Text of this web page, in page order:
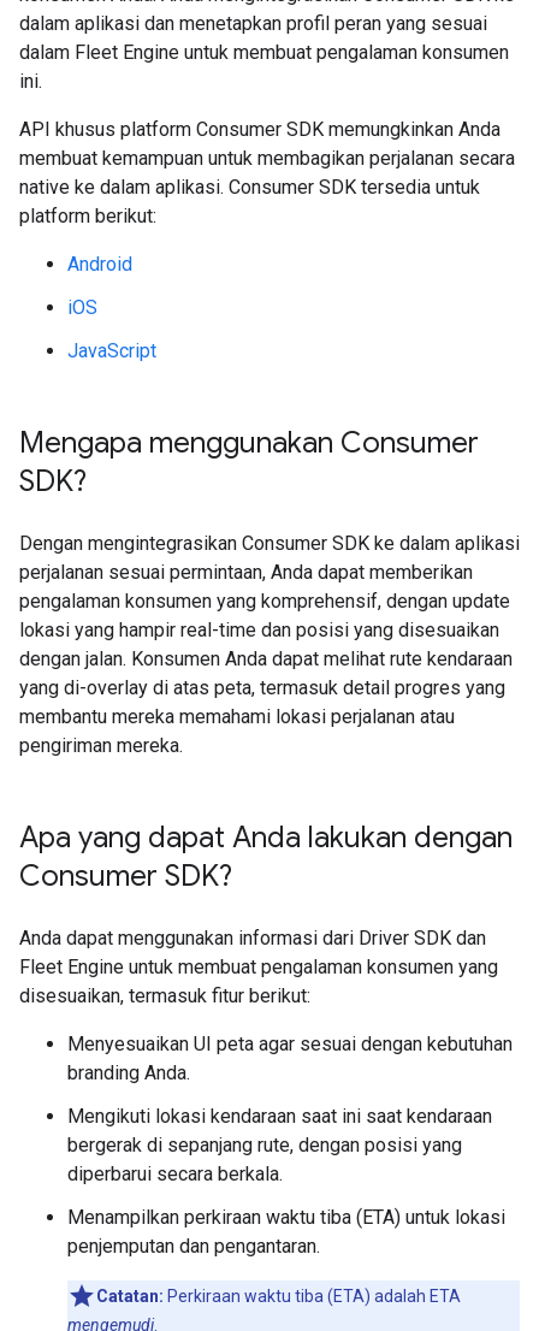
dalam aplikasi dan menetapkan profil peran yang sesuai
dalam Fleet Engine untuk membuat pengalaman konsumen
ini.
API khusus platform Consumer SDK memungkinkan Anda
membuat kemampuan untuk membagikan perjalanan secara
native ke dalam aplikasi. Consumer SDK tersedia untuk
platform berikut:
Android
iOS
JavaScript
Mengapa menggunakan Consumer
SDK?
Dengan mengintegrasikan Consumer SDK ke dalam aplikasi
perjalanan sesuai permintaan, Anda dapat memberikan
pengalaman konsumen yang komprehensif, dengan update
lokasi yang hampir real-time dan posisi yang disesuaikan
dengan jalan. Konsumen Anda dapat melihat rute kendaraan
yang di-overlay di atas peta, termasuk detail progres yang
membantu mereka memahami lokasi perjalanan atau
pengiriman mereka.
Apa yang dapat Anda lakukan dengan
Consumer SDK?
Anda dapat menggunakan informasi dari Driver SDK dan
Fleet Engine untuk membuat pengalaman konsumen yang
disesuaikan, termasuk fitur berikut:
Menyesuaikan UI peta agar sesuai dengan kebutuhan
branding Anda.
Mengikuti lokasi kendaraan saat ini saat kendaraan
bergerak di sepanjang rute, dengan posisi yang
diperbarui secara berkala.
Menampilkan perkiraan waktu tiba (ETA) untuk lokasi
penjemputan dan pengantaran.
Catatan: Perkiraan waktu tiba (ETA) adalah ETA
mengemudi.